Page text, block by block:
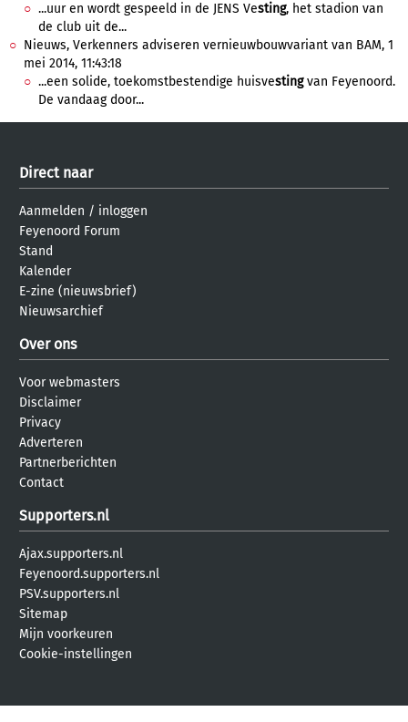
...uur en wordt gespeeld in de JENS Vesting, het stadion van
de club uit de...
Nieuws, Verkenners adviseren vernieuwbouwvariant van BAM, 1
mei 2014, 11:43:18
...een solide, toekomstbestendige huisvestingvan Feyenoord.
De vandaag door...
Direct naar
Aanmelden / inloggen
Feyenoord Forum
Stand
Kalender
E-zine (nieuwsbrief)
Nieuwsarchief
Over ons
Voor webmasters
Disclaimer
Privacy
Adverteren
Partnerberichten
Contact
Supporters.nl
Ajax.supporters.nl
Feyenoord.supporters.nl
PSV.supporters.nl
Sitemap
Mijn voorkeuren
Cookie-instellingen